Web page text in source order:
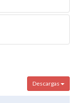
Descargas